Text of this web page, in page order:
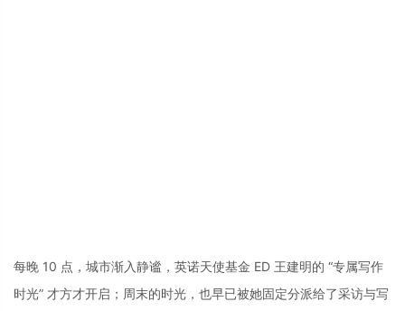
每晚 10 点，城市渐入静谧，英诺天使基金 ED 王建明的 “专属写作
时光” 才方才开启；周末的时光，也早已被她固定分派给了采访与写